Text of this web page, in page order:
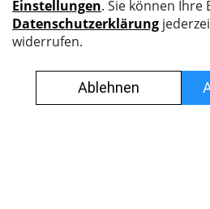
Nyffenegger Armaturen AG
Leutschenbachstrasse 38